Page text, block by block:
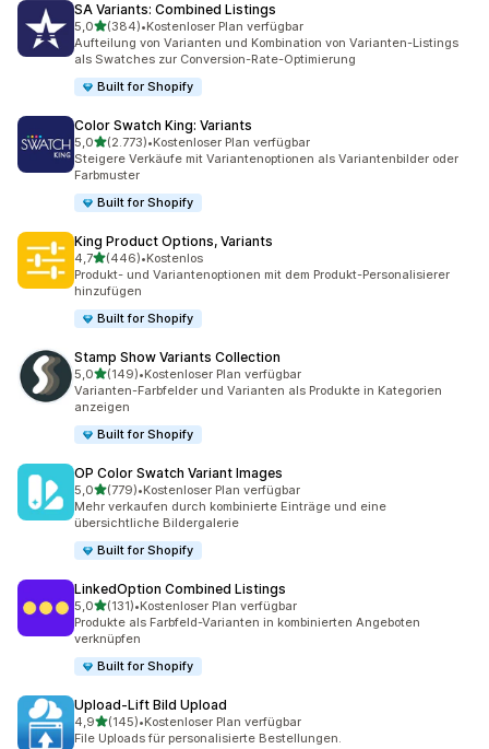
SA Variants: Combined Listings
5,0von 5 Sternen
(384)
384 Rezensionen insgesamt
•Kostenloser Plan verfügbar
Aufteilung von Varianten und Kombination von Varianten-Listings
als Swatches zur Conversion-Rate-Optimierung
Built for Shopify
Color Swatch King: Variants
5,0von 5 Sternen
(2.773)
2773 Rezensionen insgesamt
•Kostenloser Plan verfügbar
Steigere Verkäufe mit Variantenoptionen als Variantenbilder oder
Farbmuster
Built for Shopify
King Product Options, Variants
4,7von 5 Sternen
(446)
446 Rezensionen insgesamt
•Kostenlos
Produkt- und Variantenoptionen mit dem Produkt-Personalisierer
hinzufügen
Built for Shopify
Stamp Show Variants Collection
5,0von 5 Sternen
(149)
149 Rezensionen insgesamt
•Kostenloser Plan verfügbar
Varianten-Farbfelder und Varianten als Produkte in Kategorien
anzeigen
Built for Shopify
OP Color Swatch Variant Images
5,0von 5 Sternen
(779)
779 Rezensionen insgesamt
•Kostenloser Plan verfügbar
Mehr verkaufen durch kombinierte Einträge und eine
übersichtliche Bildergalerie
Built for Shopify
LinkedOption Combined Listings
5,0von 5 Sternen
(131)
131 Rezensionen insgesamt
•Kostenloser Plan verfügbar
Produkte als Farbfeld-Varianten in kombinierten Angeboten
verknüpfen
Built for Shopify
Upload‑Lift Bild Upload
4,9von 5 Sternen
(145)
145 Rezensionen insgesamt
•Kostenloser Plan verfügbar
File Uploads für personalisierte Bestellungen.